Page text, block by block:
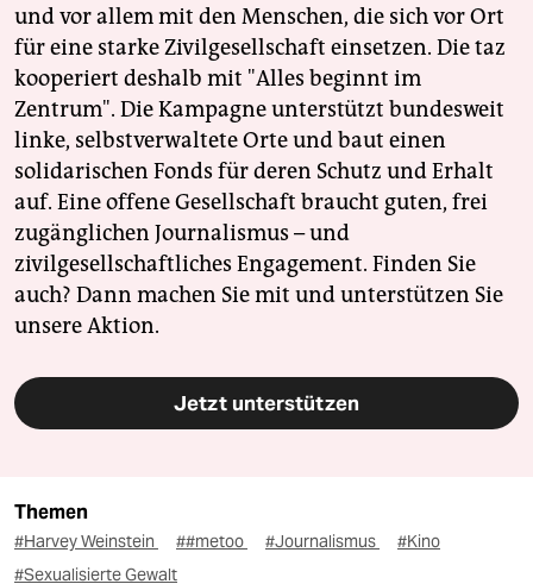
und vor allem mit den Menschen, die sich vor Ort
für eine starke Zivilgesellschaft einsetzen. Die taz
kooperiert deshalb mit "Alles beginnt im
Zentrum". Die Kampagne unterstützt bundesweit
linke, selbstverwaltete Orte und baut einen
solidarischen Fonds für deren Schutz und Erhalt
auf. Eine offene Gesellschaft braucht guten, frei
zugänglichen Journalismus – und
zivilgesellschaftliches Engagement. Finden Sie
auch? Dann machen Sie mit und unterstützen Sie
unsere Aktion.
Jetzt unterstützen
Themen
#Harvey Weinstein ##metoo #Journalismus
#Kino
#Sexualisierte Gewalt